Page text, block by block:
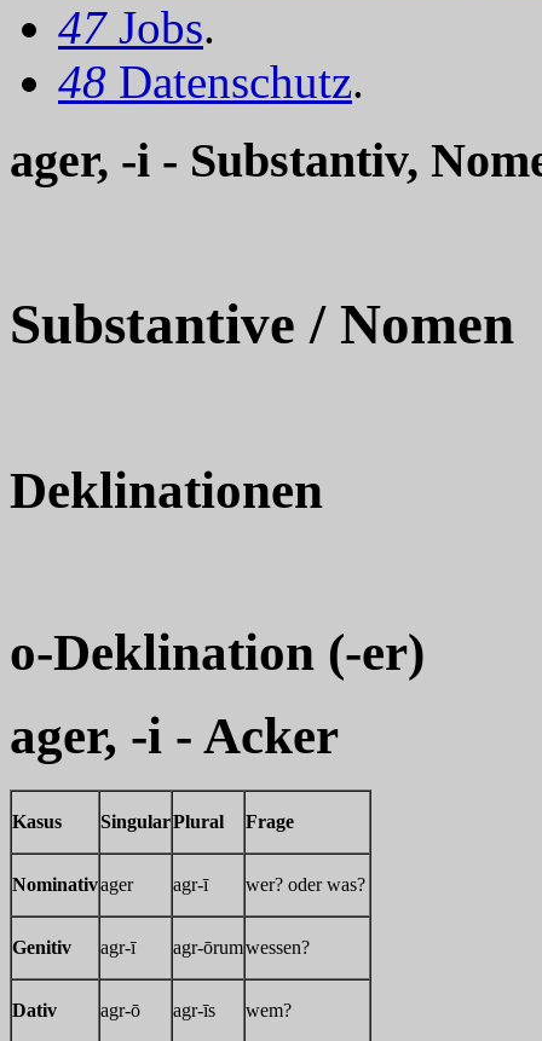
47 Jobs.
48 Datenschutz.
ager, -i - Substantiv,
Substantive / Nomen
Deklinationen
o-Deklination (-er)
ager, -i - Acker
Kasus SingularPlural Frage
Nominativager agr-ī wer? oder was?
Genitiv agr-ī agr-ōrumwessen?
Dativ agr-ō agr-īs wem?